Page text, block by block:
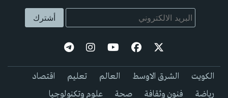
الكويت الشرق الاوسط العالم تعليم
اقتصاد
رياضة
فنون وثقافة صحة علوم وتكنولوجيا